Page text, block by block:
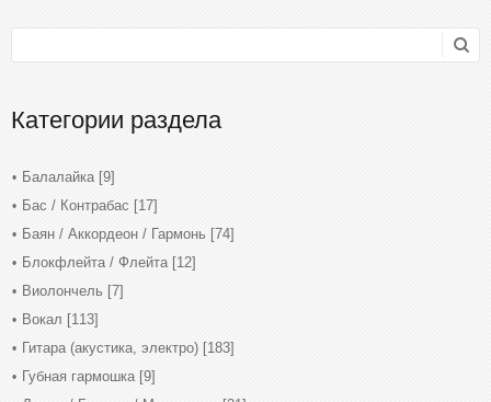
Категории раздела
Балалайка [9]
Бас / Контрабас [17]
Баян / Аккордеон / Гармонь [74]
Блокфлейта / Флейта [12]
Виолончель [7]
Вокал [113]
Гитара (акустика, электро) [183]
Губная гармошка [9]